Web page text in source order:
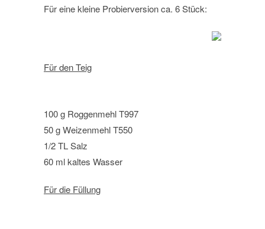
Für eine kleine Probierversion ca. 6 Stück:
Für den Teig
100 g Roggenmehl T997
50 g Weizenmehl T550
1/2 TL Salz
60 ml kaltes Wasser
Für die Füllung